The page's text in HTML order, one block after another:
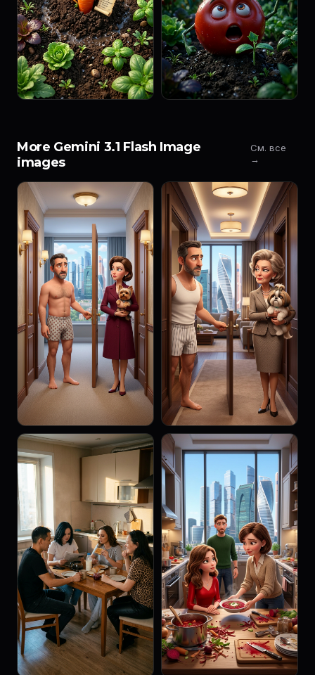
More Gemini 3.1 Flash Image
images
См. все
→